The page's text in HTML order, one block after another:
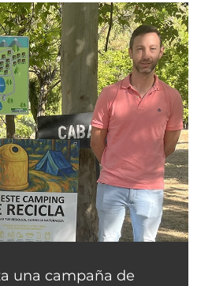
una campaña de